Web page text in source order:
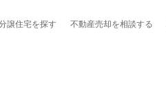
譲住宅を探す 不動産売却を相談する